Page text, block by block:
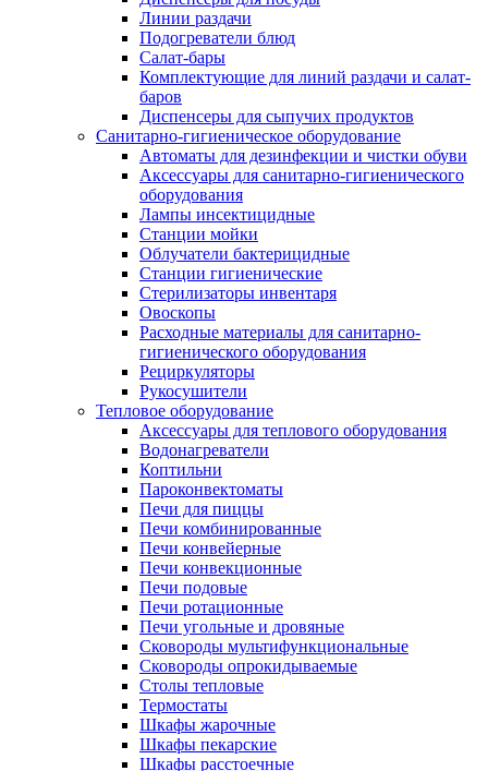
Линии раздачи
Подогреватели блюд
Салат-бары
Комплектующие для линий раздачи и салат-
баров
Диспенсеры для сыпучих продуктов
Санитарно-гигиеническое оборудование
Автоматы для дезинфекции и чистки обуви
Аксессуары для санитарно-гигиенического
оборудования
Лампы инсектицидные
Станции мойки
Облучатели бактерицидные
Станции гигиенические
Стерилизаторы инвентаря
Овоскопы
Расходные материалы для санитарно-
гигиенического оборудования
Рециркуляторы
Рукосушители
Тепловое оборудование
Аксессуары для теплового оборудования
Водонагреватели
Коптильни
Пароконвектоматы
Печи для пиццы
Печи комбинированные
Печи конвейерные
Печи конвекционные
Печи подовые
Печи ротационные
Печи угольные и дровяные
Сковороды мультифункциональные
Сковороды опрокидываемые
Столы тепловые
Термостаты
Шкафы жарочные
Шкафы пекарские
Шкафы расстоечные